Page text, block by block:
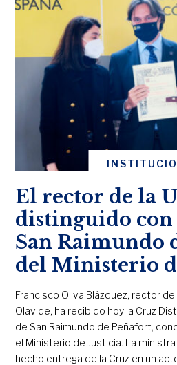
El rector de la
distinguido con
San Raimundo
del Ministerio
Francisco Oliva Blázquez, rector
Olavide, ha recibido hoy la Cruz
de San Raimundo de Peñafort,
el Ministerio de Justicia. La
hecho entrega de la Cruz en un